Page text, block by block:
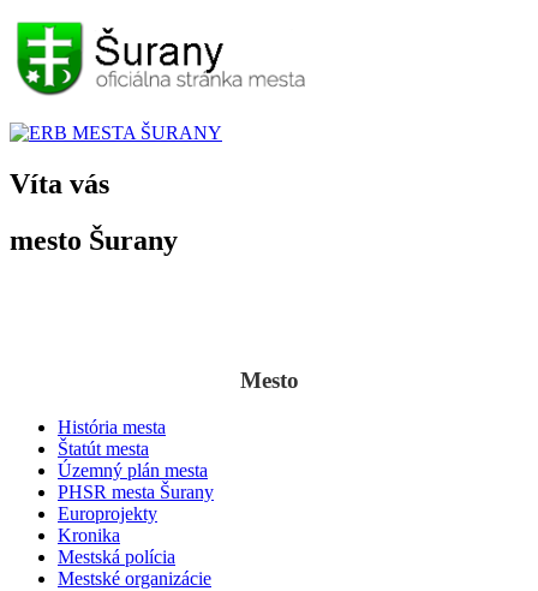
Víta vás
mesto Šurany
Mesto
História mesta
Štatút mesta
Územný plán mesta
PHSR mesta Šurany
Europrojekty
Kronika
Mestská polícia
Mestské organizácie